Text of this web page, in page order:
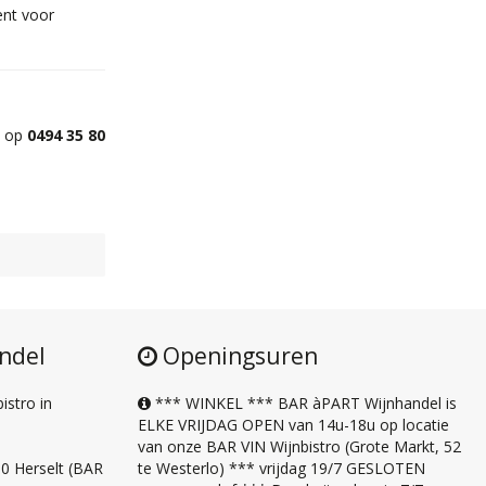
voor
op 0494 35 80
in
Herselt (BAR
Openingsuren
*** WINKEL *** BAR àPART Wijnhandel is
ELKE VRIJDAG OPEN van 14u-18u op locatie
van onze BAR VIN Wijnbistro (Grote Markt, 52
te Westerlo) *** vrijdag 19/7 GESLOTEN